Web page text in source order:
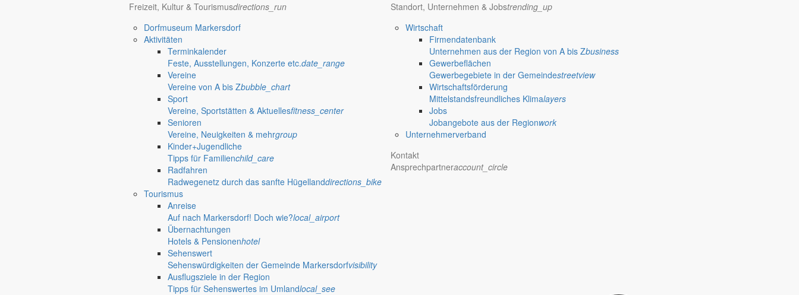
Freizeit, Kultur & Tourismusdirections_run
Dorfmuseum Markersdorf
Aktivitäten
Terminkalender
Feste, Ausstellungen, Konzerte etc.date_range
Vereine
Vereine von A bis Zbubble_chart
Sport
Vereine, Sportstätten & Aktuellesfitness_center
Senioren
Vereine, Neuigkeiten & mehrgroup
Kinder+Jugendliche
Tipps für Familienchild_care
Radfahren
Radwegenetz durch das sanfte Hügellanddirections_bike
Tourismus
Anreise
Auf nach Markersdorf! Doch wie?local_airport
Übernachtungen
Hotels & Pensionenhotel
Sehenswert
Sehenswürdigkeiten der Gemeinde Markersdorfvisibility
Ausflugsziele in der Region
Tipps für Sehenswertes im Umlandlocal_see
Standort, Unternehmen & Jobstrending_up
Wirtschaft
Firmendatenbank
Unternehmen aus der Region von A bis Zbusiness
Gewerbeflächen
Gewerbegebiete in der Gemeindestreetview
Wirtschaftsförderung
Mittelstandsfreundliches Klimalayers
Jobs
Jobangebote aus der Regionwork
Unternehmerverband
Kontakt
Ansprechpartneraccount_circle
mehr aus diesem Themenbereich
Tag der offenen Tür im Kinderhaus Wirbelwind
Das Kinderhaus Wirbelwind lädt am 23. September 2026 von 15 bis 17 Uhr zu einem Tag der offenen Tür ein. Familien können die Einrichtung kennenlernen, sich informieren und bei verschiedenen Angeboten
Dorf- und Sportfest Friedersdorf
Unser Beratungsbus in Markersdorf